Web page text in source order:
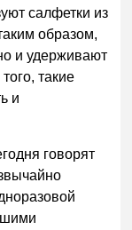
салфетки из
образом,
и удерживают
такие
и
говорят